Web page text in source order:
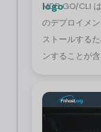
MDB GO/CLI
のデプロイメ
ストールする
ンすることが